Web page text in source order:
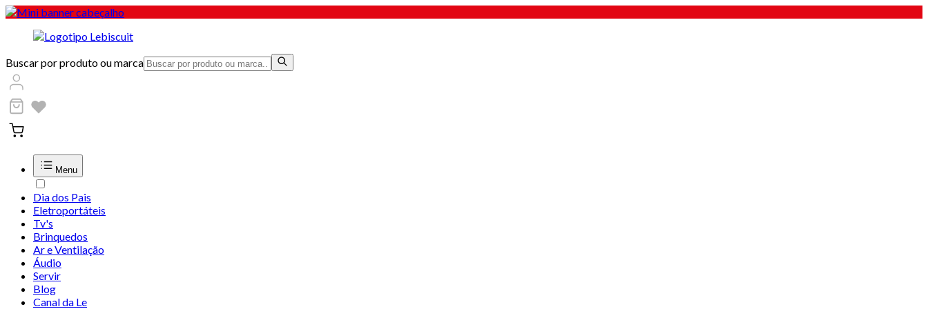
Buscar por produto ou marca
Menu
Dia dos Pais
Eletroportáteis
Tv's
Brinquedos
Ar e Ventilação
Áudio
Servir
Blog
Canal da Le